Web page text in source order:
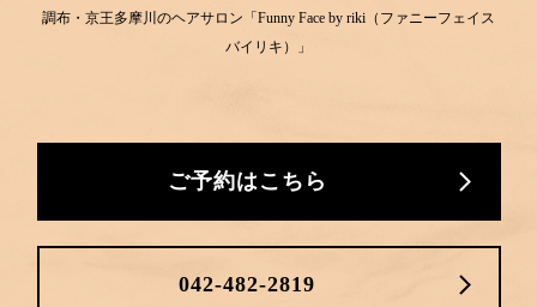
調布・京王多摩川のヘアサロン「Funny Face by riki（ファニーフェイス
バイリキ）」
ご予約はこちら
042-482-2819